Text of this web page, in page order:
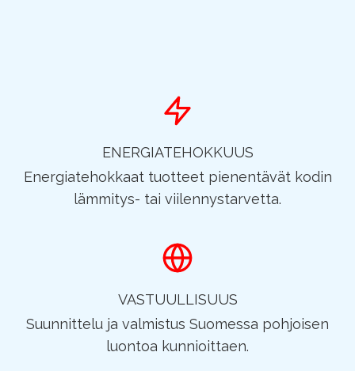
ENERGIATEHOKKUUS
Energiatehokkaat tuotteet pienentävät kodin
lämmitys- tai viilennystarvetta.
VASTUULLISUUS
Suunnittelu ja valmistus Suomessa pohjoisen
luontoa kunnioittaen.